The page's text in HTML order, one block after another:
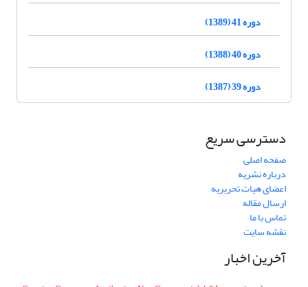
دوره 41 (1389)
دوره 40 (1388)
دوره 39 (1387)
دسترسی سریع
صفحه اصلی
درباره نشریه
اعضای هیات تحریریه
ارسال مقاله
تماس با ما
نقشه سایت
آخرین اخبار